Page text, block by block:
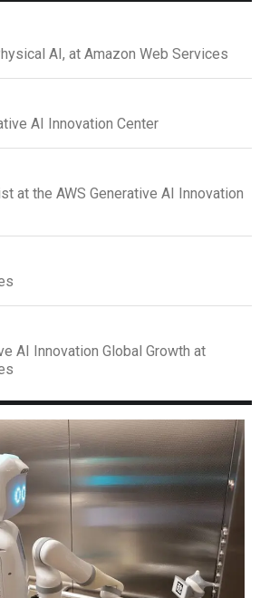
AI, at Amazon Web Services
AI Innovation Center
at the AWS Generative AI Innovation
AI Innovation Global Growth at